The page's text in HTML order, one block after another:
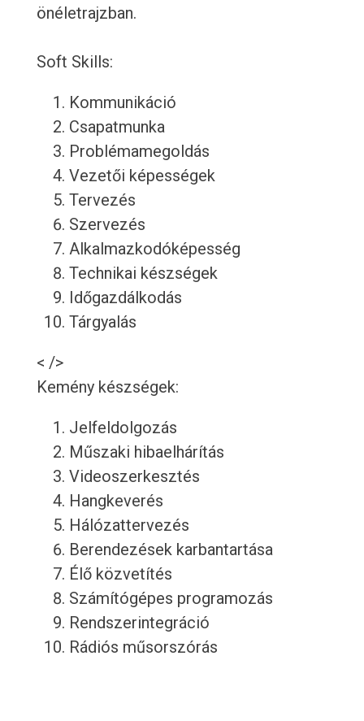
önéletrajzban.
Soft Skills:
Kommunikáció
Csapatmunka
Problémamegoldás
Vezetői képességek
Tervezés
Szervezés
Alkalmazkodóképesség
Technikai készségek
Időgazdálkodás
Tárgyalás
< />
Kemény készségek:
Jelfeldolgozás
Műszaki hibaelhárítás
Videoszerkesztés
Hangkeverés
Hálózattervezés
Berendezések karbantartása
Élő közvetítés
Számítógépes programozás
Rendszerintegráció
Rádiós műsorszórás